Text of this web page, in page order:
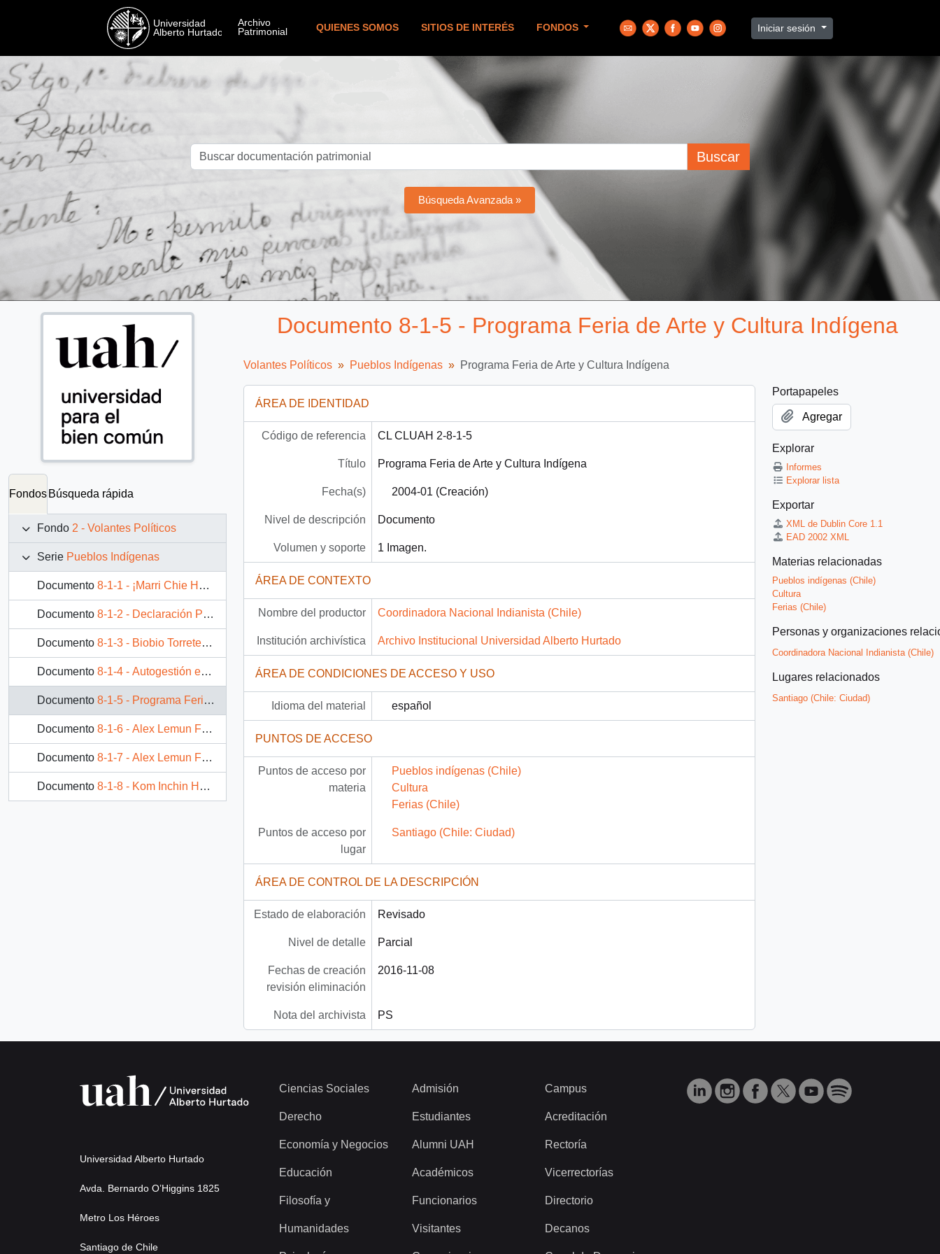
QUIENES SOMOS SITIOS DE INTERÉS FONDOS Iniciar sesión
Buscar
Búsqueda Avanzada »
Fondos Búsqueda rápida
Fondo 2 - Volantes Políticos
Serie Pueblos Indígenas
Documento 8-1-1 - ¡Marri Chie Hueu! ¡Diez veces venceremos!
Documento 8-1-2 - Declaración Pública. ¡La tierra para el Mapuche...nada para el winka explotador! ¡Marichiweu!
Documento 8-1-3 - Biobio Torretente de vida que se nos muere Chileno ¡Despierta!
Documento 8-1-4 - Autogestión es autodeterminación. Feria de Arte y Cultura Indígena
Documento 8-1-5 - Programa Feria de Arte y Cultura Indígena
Documento 8-1-6 - Alex Lemun Feyentumeu Amuleaiñ Taiñweichan
Documento 8-1-7 - Alex Lemun Feyentumeu Amuleaiñ Taiñweichan. Continuando nuestra lucha
Documento 8-1-8 - Kom Inchin Huehuayain Todos Unidos Kuñeuklelein. Libertad para José Santos Millao
Documento 8-1-5 - Programa Feria de Arte y Cultura Indígena
Volantes Políticos Pueblos Indígenas Programa Feria de Arte y Cultura Indígena
ÁREA DE IDENTIDAD
Código de referencia CL CLUAH 2-8-1-5
Título Programa Feria de Arte y Cultura Indígena
Fecha(s) 2004-01 (Creación)
Nivel de descripción Documento
Volumen y soporte 1 Imagen.
ÁREA DE CONTEXTO
Nombre del productor Coordinadora Nacional Indianista (Chile)
Institución archivística Archivo Institucional Universidad Alberto Hurtado
ÁREA DE CONDICIONES DE ACCESO Y USO
Idioma del material español
PUNTOS DE ACCESO
Puntos de acceso por
materia
Pueblos indígenas (Chile)
Cultura
Ferias (Chile)
Puntos de acceso por
lugar
Santiago (Chile: Ciudad)
ÁREA DE CONTROL DE LA DESCRIPCIÓN
Estado de elaboración Revisado
Nivel de detalle Parcial
Fechas de creación
revisión eliminación
2016-11-08
Nota del archivista PS
Portapapeles
Agregar
Explorar
Informes
Explorar lista
Exportar
XML de Dublin Core 1.1
EAD 2002 XML
Materias relacionadas
Pueblos indígenas (Chile)
Cultura
Ferias (Chile)
Personas y organizaciones
Coordinadora Nacional Indianista (Chile)
Lugares relacionados
Santiago (Chile: Ciudad)
Universidad Alberto Hurtado
Avda. Bernardo O’Higgins 1825
Metro Los Héroes
Santiago de Chile
Ciencias Sociales
Derecho
Economía y Negocios
Educación
Filosofía y
Humanidades
Admisión
Estudiantes
Alumni UAH
Académicos
Funcionarios
Visitantes
Campus
Acreditación
Rectoría
Vicerrectorías
Directorio
Decanos